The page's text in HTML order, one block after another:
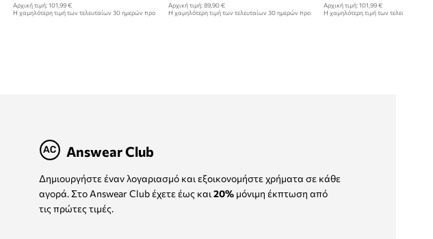
Αρχική τιμή: 101,99 €
Η χαμηλότερη τιμή των τελευταίων 30 ημερών προ
Αρχική τιμή:89,90 €
Η χαμηλότερη τιμή των τελευταίων 30 ημερών προ
Αρχική τιμή: 101,99 €
Η χαμηλότερη τιμή των τελευταίων
Answear Club
Δημιουργήστε έναν λογαριασμό και εξοικονομήστε χρήματα σε κάθε
αγορά. Στο Answear Club έχετε έως και20%μόνιμη έκπτωση από
τις πρώτες τιμές.